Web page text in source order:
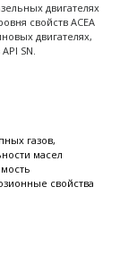
двигателях
свойств ACEA
двигателях,
SN.
газов,
масел
свойства